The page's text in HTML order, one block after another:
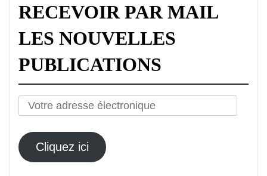
RECEVOIR PAR MAIL
LES NOUVELLES
PUBLICATIONS
Votre
électronique
Cliquez ici